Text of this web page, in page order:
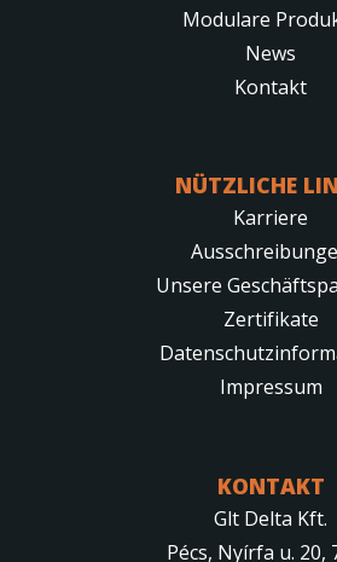
Modulare
News
Kontakt
NÜTZLICHE
Karriere
Unsere
Zertifikate
Impressum
KONTAKT
Glt Delta Kft.
Pécs, Nyírfa u. 20,